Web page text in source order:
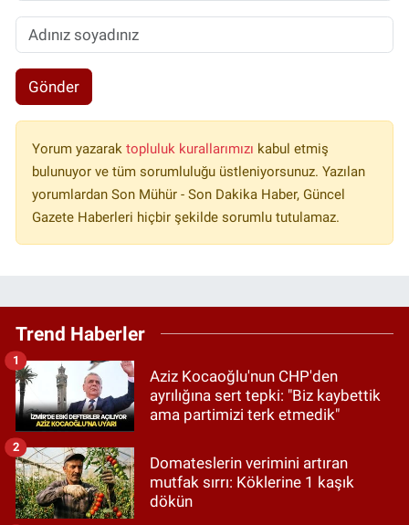
Gönder
Yorum yazarak topluluk kurallarımızı kabul etmiş
bulunuyor ve tüm sorumluluğu üstleniyorsunuz. Yazılan
yorumlardan Son Mühür - Son Dakika Haber, Güncel
Gazete Haberleri hiçbir şekilde sorumlu tutulamaz.
Trend Haberler
Aziz Kocaoğlu'nun CHP'den
ayrılığına sert tepki: "Biz kaybettik
ama partimizi terk etmedik"
1
Domateslerin verimini artıran
mutfak sırrı: Köklerine 1 kaşık
dökün
2